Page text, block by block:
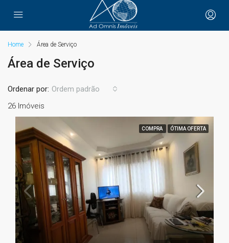
Home Área de Serviço
Área de Serviço
26 Imóveis
Ordenar por: Ordem padrão
COMPRA ÓTIMA OFERTA